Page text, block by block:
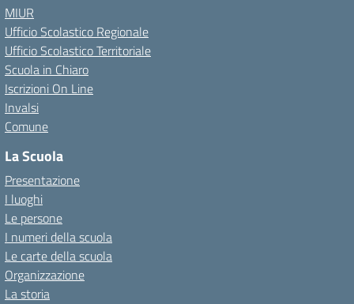
MIUR
Ufficio Scolastico Regionale
Ufficio Scolastico Territoriale
Scuola in Chiaro
Iscrizioni On Line
Invalsi
Comune
La Scuola
Presentazione
I luoghi
Le persone
I numeri della scuola
Le carte della scuola
Organizzazione
La storia